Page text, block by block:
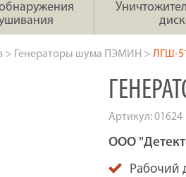
> Генераторы шума ПЭМИН > ЛГШ-
Артикул:01624
ООО
Рабочий